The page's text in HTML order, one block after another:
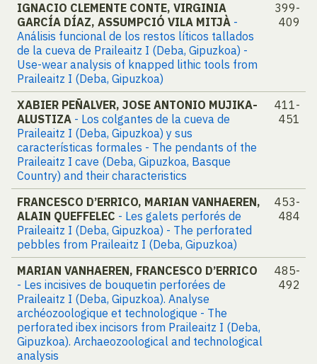
IGNACIO CLEMENTE CONTE, VIRGINIA
GARCÍA DÍAZ, ASSUMPCIÓ VILA MITJÀ -
Análisis funcional de los restos líticos tallados
de la cueva de Praileaitz I (Deba, Gipuzkoa) -
Use-wear analysis of knapped lithic tools from
Praileaitz I (Deba, Gipuzkoa)
399-
409
XABIER PEÑALVER, JOSE ANTONIO MUJIKA-
ALUSTIZA - Los colgantes de la cueva de
Praileaitz I (Deba, Gipuzkoa) y sus
características formales - The pendants of the
Praileaitz I cave (Deba, Gipuzkoa, Basque
Country) and their characteristics
411-
451
FRANCESCO D’ERRICO, MARIAN VANHAEREN,
ALAIN QUEFFELEC - Les galets perforés de
Praileaitz I (Deba, Gipuzkoa) - The perforated
pebbles from Praileaitz I (Deba, Gipuzkoa)
453-
484
MARIAN VANHAEREN, FRANCESCO D’ERRICO
- Les incisives de bouquetin perforées de
Praileaitz I (Deba, Gipuzkoa). Analyse
archéozoologique et technologique - The
perforated ibex incisors from Praileaitz I (Deba,
Gipuzkoa). Archaeozoological and technological
analysis
485-
492